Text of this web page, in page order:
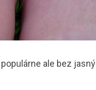
ale bez